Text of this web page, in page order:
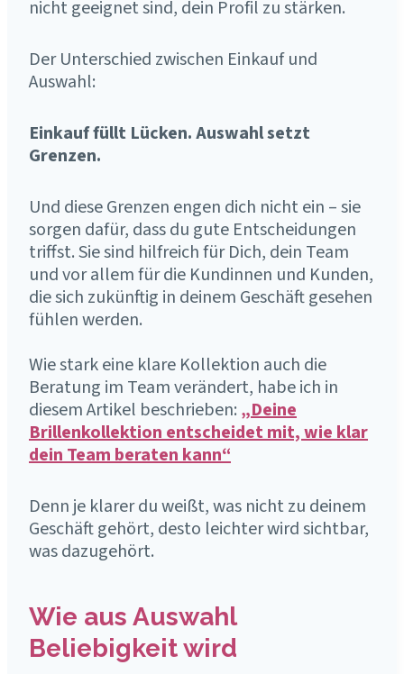
nicht geeignet sind, dein Profil zu stärken.
Der Unterschied zwischen Einkauf und
Auswahl:
Einkauf füllt Lücken. Auswahl setzt
Grenzen.
Und diese Grenzen engen dich nicht ein – sie
sorgen dafür, dass du gute Entscheidungen
triffst. Sie sind hilfreich für Dich, dein Team
und vor allem für die Kundinnen und Kunden,
die sich zukünftig in deinem Geschäft gesehen
fühlen werden.
Wie stark eine klare Kollektion auch die
Beratung im Team verändert, habe ich in
diesem Artikel beschrieben: „Deine
Brillenkollektion entscheidet mit, wie klar
dein Team beraten kann“
Denn je klarer du weißt, was nicht zu deinem
Geschäft gehört, desto leichter wird sichtbar,
was dazugehört.
Wie aus Auswahl
Beliebigkeit wird